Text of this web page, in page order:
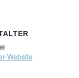
Website